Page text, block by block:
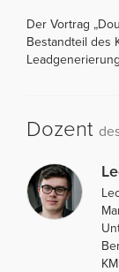
Der Vortrag
Bestandteil des
Dozent